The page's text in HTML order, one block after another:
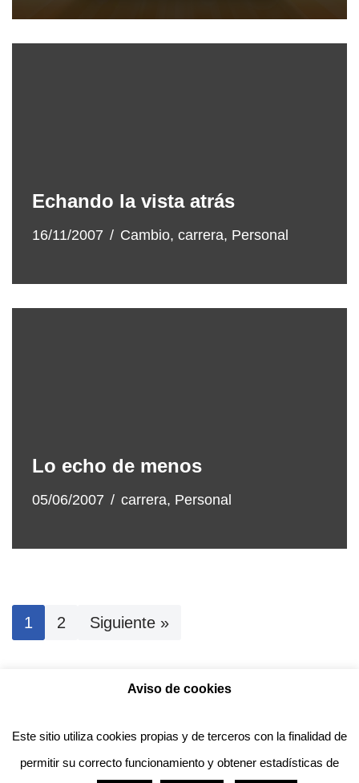
Echando la vista atrás
16/11/2007 Cambio, carrera, Personal
Lo echo de menos
05/06/2007 carrera, Personal
1 2 Siguiente »
Política de Cookies
Anotado funciona gracias a
Aviso de cookies
Este sitio utiliza cookies propias y de terceros con la finalidad de
permitir su correcto funcionamiento y obtener estadísticas de